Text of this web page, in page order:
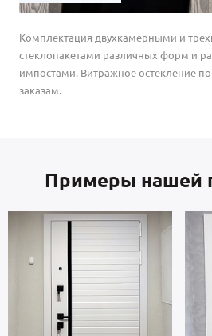
Комплектация двухкамерными и
стеклопакетами различных форм и
импостами. Витражное остекление
заказам.
Примеры нашей